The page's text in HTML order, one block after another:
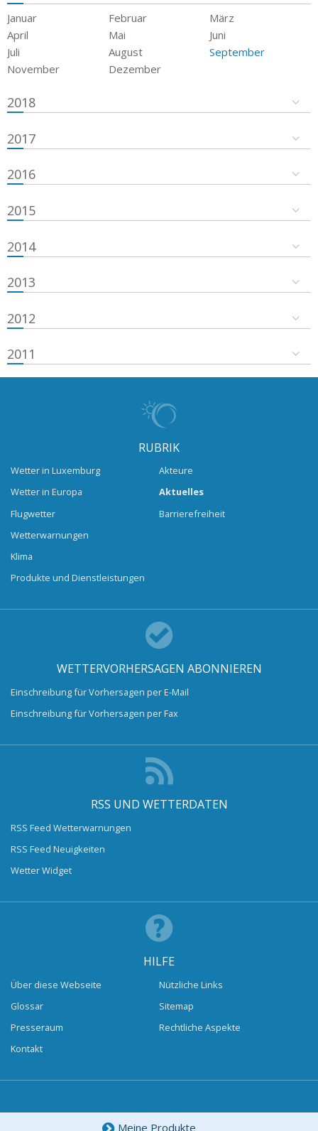
Januar Februar
März
April
Mai
Juni
Juli
August
September
November
Dezember
2018
2017
2016
2015
2014
2013
2012
2011
RUBRIK
Wetter in Luxemburg
Wetter in Europa
Flugwetter
Wetterwarnungen
Klima
Produkte und Dienstleistungen
Akteure
Aktuelles
Barrierefreiheit
WETTERVORHERSAGEN ABONNIEREN
Einschreibung für Vorhersagen per E-Mail
Einschreibung für Vorhersagen per Fax
RSS UND WETTERDATEN
RSS Feed Wetterwarnungen
RSS Feed Neuigkeiten
Wetter Widget
HILFE
Über diese Webseite
Glossar
Presseraum
Kontakt
Nützliche Links
Sitemap
Rechtliche Aspekte
Meine Produkte